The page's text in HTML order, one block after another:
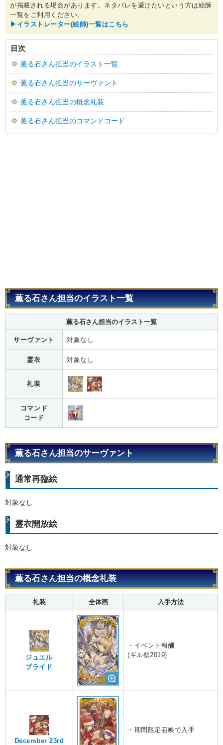
が掲載される場合があります。ネタバレを避けたいという方は絵師
一覧をご利用ください。
▶︎イラストレーター(絵師)一覧はこちら
目次
薫る石さん担当のイラスト一覧
薫る石さん担当のサーヴァント
薫る石さん担当の概念礼装
薫る石さん担当のコマンドコード
薫る石さん担当のイラスト一覧
薫る石さん担当のイラスト一覧
サーヴァント 対象なし
霊衣 対象なし
礼装
コマンド
コード
薫る石さん担当のサーヴァント
通常再臨絵
対象なし
霊衣開放絵
対象なし
薫る石さん担当の概念礼装
礼装 全体画 入手方法
ジュエル
ブライド
・イベント報酬
(ギル祭2019)
December 23rd
・期間限定召喚で入手